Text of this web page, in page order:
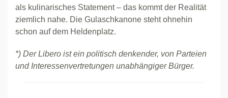
als kulinarisches Statement – das kommt der Realität
ziemlich nahe. Die Gulaschkanone steht ohnehin
schon auf dem Heldenplatz.
*) Der Libero ist ein politisch denkender, von Parteien
und Interessenvertretungen unabhängiger Bürger.